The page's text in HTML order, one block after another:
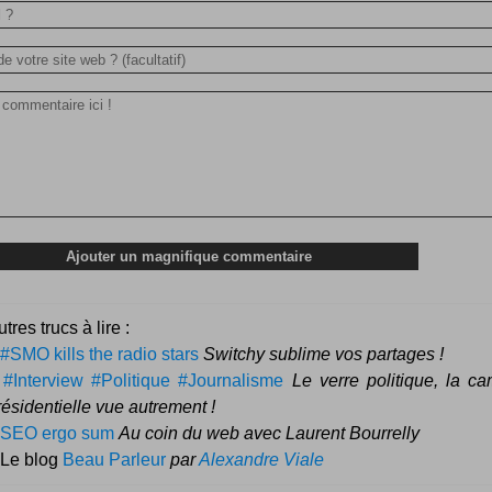
trucs à lire :
#SMO kills the radio stars Switchy sublime vos partages !
#Interview #Politique #Journalisme Le verre politique, la
vue autrement !
SEO ergo sum Au coin du web avec Laurent Bourrelly
blog Beau Parleur parAlexandre Viale